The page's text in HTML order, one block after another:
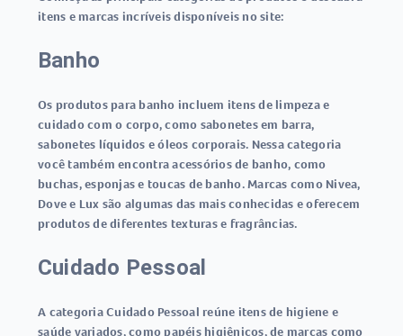
itens e marcas incríveis disponíveis no site:
Banho
Os produtos para banho incluem itens de limpeza e
cuidado com o corpo, como sabonetes em barra,
sabonetes líquidos e óleos corporais. Nessa categoria
você também encontra acessórios de banho, como
buchas, esponjas e toucas de banho. Marcas como Nivea,
Dove e Lux são algumas das mais conhecidas e oferecem
produtos de diferentes texturas e fragrâncias.
Cuidado Pessoal
A categoria Cuidado Pessoal reúne itens de higiene e
saúde variados, como papéis higiênicos, de marcas como